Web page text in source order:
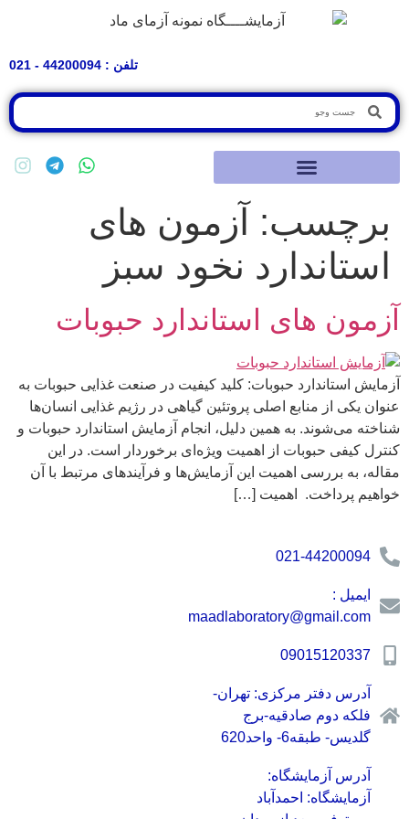
تلفن : 44200094 - 021
برچسب:
آزمون های
استاندارد نخود سبز
آزمون های استاندارد حبوبات
آزمایش استاندارد حبوبات: کلید کیفیت در صنعت غذایی حبوبات به
عنوان یکی از منابع اصلی پروتئین گیاهی در رژیم غذایی انسان‌ها
شناخته می‌شوند. به همین دلیل، انجام آزمایش استاندارد حبوبات و
کنترل کیفی حبوبات از اهمیت ویژه‌ای برخوردار است. در این
مقاله، به بررسی اهمیت این آزمایش‌ها و فرآیندهای مرتبط با آن
خواهیم پرداخت. اهمیت […]
021-44200094
ایمیل :
maadlaboratory@gmail.com
09015120337
آدرس دفتر مرکزی: تهران-
فلکه دوم صادقیه-برج
گلدیس- طبقه6- واحد620
آدرس آزمایشگاه:
آزمایشگاه: احمدآباد